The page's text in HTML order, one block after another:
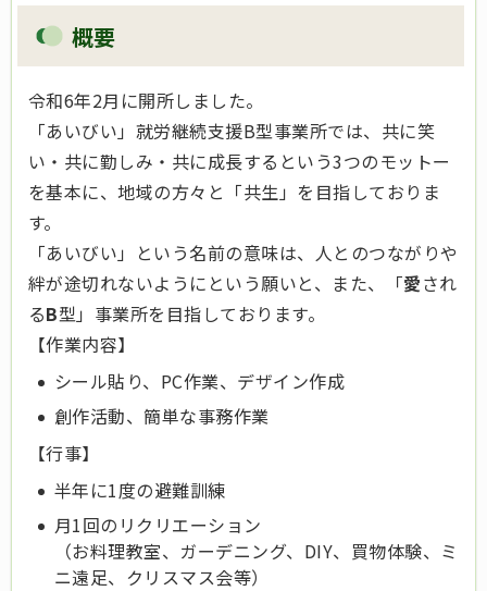
概要
令和6年2月に開所しました。
「あいびい」就労継続支援B型事業所では、共に笑
い・共に勤しみ・共に成長するという3つのモットー
を基本に、地域の方々と「共生」を目指しておりま
す。
「あいびい」という名前の意味は、人とのつながりや
絆が途切れないようにという願いと、また、「愛され
るB型」事業所を目指しております。
【作業内容】
シール貼り、PC作業、デザイン作成
創作活動、簡単な事務作業
【行事】
半年に1度の避難訓練
月1回のリクリエーション
（お料理教室、ガーデニング、DIY、買物体験、ミ
ニ遠足、クリスマス会等）